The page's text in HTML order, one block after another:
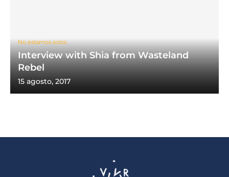
No estamos solos
Interview with Shia from Wasteland
Rebel
15 agosto, 2017